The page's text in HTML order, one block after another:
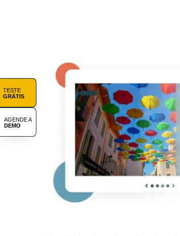
TESTE
GRÁTIS
AGENDE A
DEMO